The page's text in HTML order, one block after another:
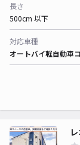
長さ
500cm 以下
対応車種
オートバイ軽自動車